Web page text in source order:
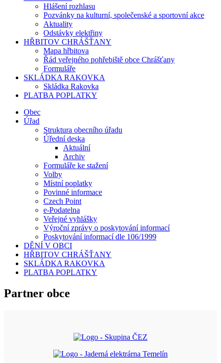
Hlášení rozhlasu
Pozvánky na kulturní, společenské a sportovní akce
Aktuality
Odstávky elektřiny
HŘBITOV CHRÁŠŤANY
Mapa hřbitova
Řád veřejného pohřebiště obce Chrášťany
Formuláře
SKLÁDKA RAKOVKA
Skládka Rakovka
PLATBA POPLATKY
Obec
Úřad
Struktura obecního úřadu
Úřední deska
Aktuální
Archiv
Formuláře ke stažení
Volby
Místní poplatky
Povinné informace
Czech Point
e-Podatelna
Veřejné vyhlášky
Výroční zprávy o poskytování informací
Poskytování informací dle 106/1999
DĚNÍ V OBCI
HŘBITOV CHRÁŠŤANY
SKLÁDKA RAKOVKA
PLATBA POPLATKY
Partner obce